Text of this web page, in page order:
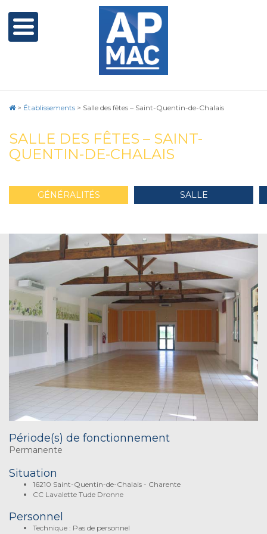
> Établissements > Salle des fêtes – Saint-Quentin-de-Chalais
SALLE DES FÊTES – SAINT-
QUENTIN-DE-CHALAIS
GÉNÉRALITÉS SALLE
Période(s) de fonctionnement
Permanente
Situation
16210 Saint-Quentin-de-Chalais - Charente
CC Lavalette Tude Dronne
Personnel
Technique : Pas de personnel